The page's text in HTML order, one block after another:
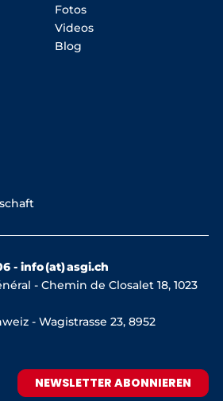
Fotos
Videos
Blog
- info (at) asgi.ch
- Chemin de Closalet 18, 1023
- Wagistrasse 23, 8952
NEWSLETTER ABONNIEREN